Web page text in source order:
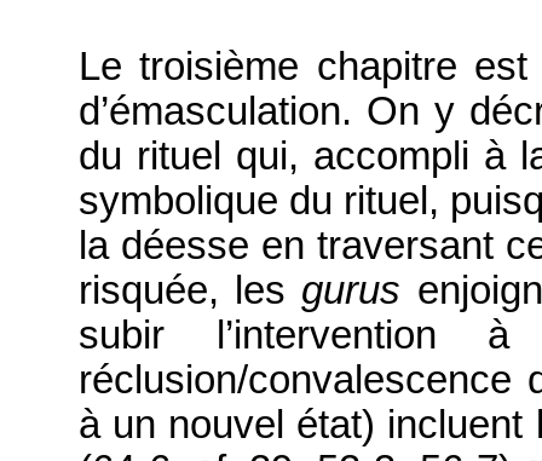
Le troisième chapitre
d’émasculation. On y
du rituel qui, accompli à
symbolique du rituel,
la déesse en traversant
risquée, les gurus
subir l’intervention
réclusion/convalescence
à un nouvel état)